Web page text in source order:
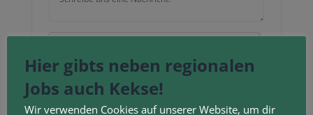
Neu laden
Durch Anklicken des Kontrollkästchens erklären
Hier gibts neben regionalen
Jobs auch Kekse!
Wir verwenden Cookies auf unserer Website, um dir